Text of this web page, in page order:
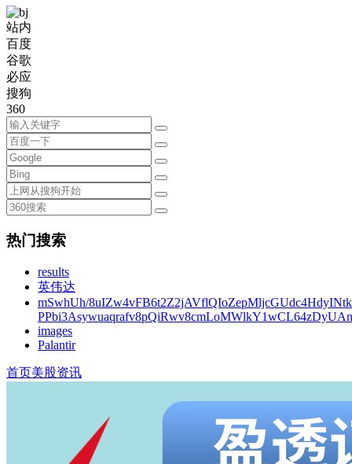
站内
百度
谷歌
必应
搜狗
360
热门搜索
results
英伟达
mSwhUh/
images
Palantir
首页美股资讯